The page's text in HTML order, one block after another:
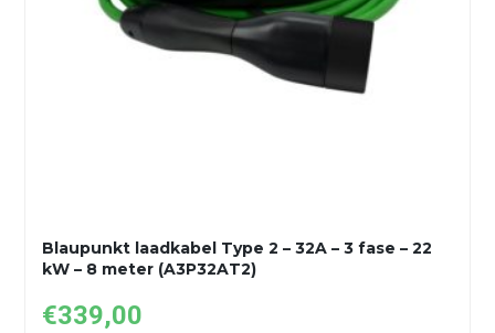
Blaupunkt laadkabel Type 2 – 32A – 3 fase – 22
kW – 8 meter (A3P32AT2)
€339,00